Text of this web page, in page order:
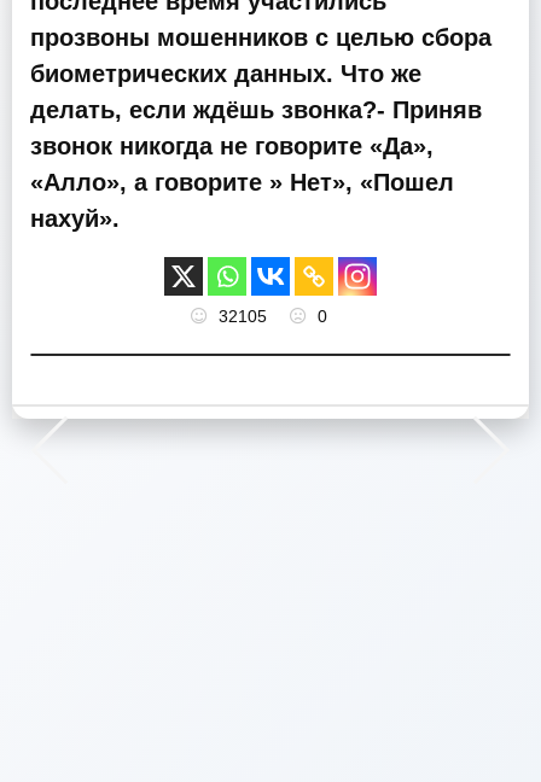
прозвоны мошенников с целью сбора
биометрических данных. Что же
делать, если ждёшь звонка?- Приняв
звонок никогда не говорите «Да»,
«Алло», а говорите » Нет», «Пошел
нахуй».
32105 0